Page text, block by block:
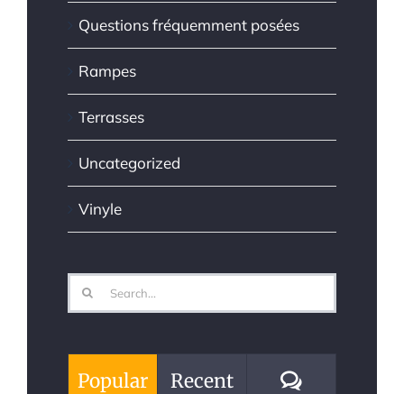
Questions fréquemment posées
Rampes
Terrasses
Uncategorized
Vinyle
Search
for:
Popular Recent Comments